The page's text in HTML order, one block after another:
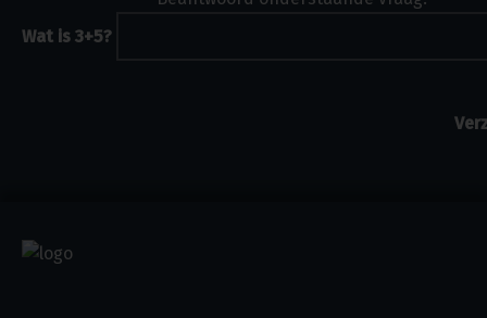
Wat is 3+5?